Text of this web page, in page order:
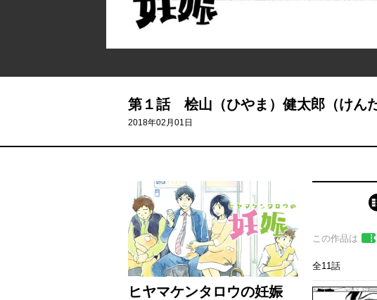
第１話 桧山（ひやま）健太郎（けん
2018年02月01日
ヒヤマケンタロウの妊娠
この作品は
全11話